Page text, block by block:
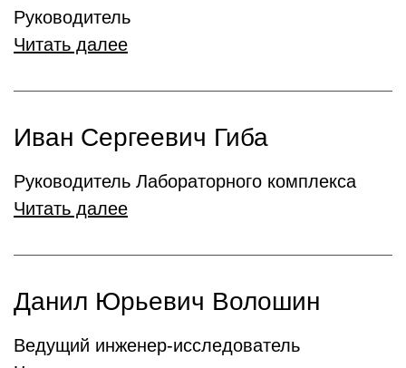
Руководитель
Читать далее
Иван Сергеевич Гиба
Руководитель Лабораторного комплекса
Читать далее
Данил Юрьевич Волошин
Ведущий инженер-исследователь